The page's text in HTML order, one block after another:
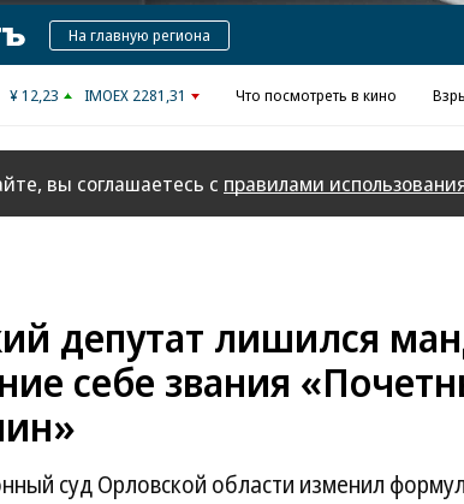
КоммерсантъНа главную региона
¥ 12,23 IMOEX 2281,31 Что посмотреть в кино
вы соглашаетесь с правилами
депутат лишился
себе звания
суд Орловской области изменил